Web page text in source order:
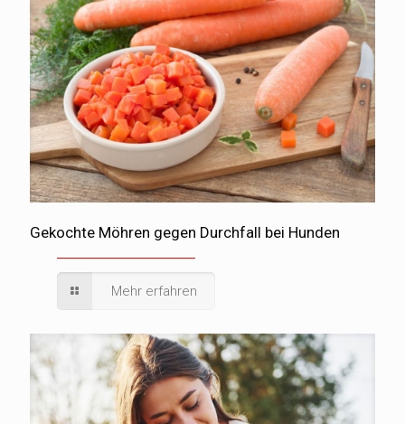
Gekochte Möhren gegen Durchfall bei Hunden
Mehr erfahren